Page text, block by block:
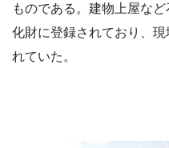
ものである。建物上屋な
化財に登録されており、
れていた。